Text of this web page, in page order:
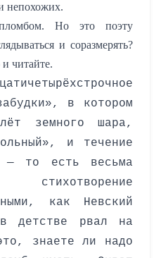
непохожих.
Но это поэту
и соразмерять?
читайте.
в котором
земного шара,
и течение
то есть весьма
стихотворение
как Невский
детстве рвал на
знаете ли надо